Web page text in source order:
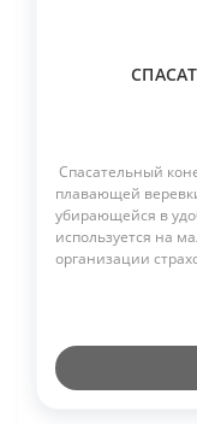
Спасательный
плавающей
убирающейся в
используется на
организации